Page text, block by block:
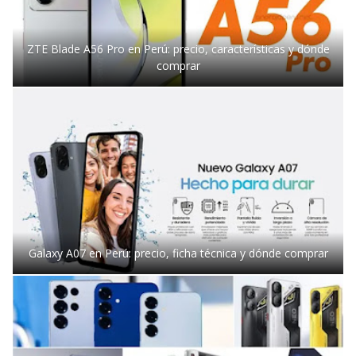
ZTE Blade A56 Pro en Perú: precio, características y dónde
comprar
Galaxy A07 en Perú: precio, ficha técnica y dónde comprar